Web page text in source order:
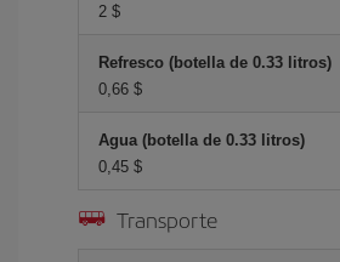
2 $
Refresco (botella de 0.33 litros)
0,66 $
Agua (botella de 0.33 litros)
0,45 $
Transporte